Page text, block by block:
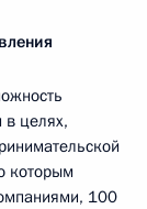
в целях,
которым
100